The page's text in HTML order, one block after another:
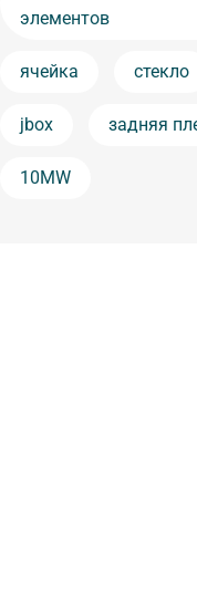
элементов
ячейка стекло
jbox задняя
10MW